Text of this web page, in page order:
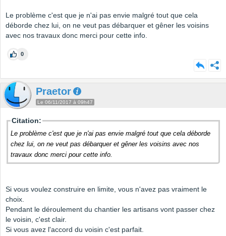
Le problème c'est que je n'ai pas envie malgré tout que cela
déborde chez lui, on ne veut pas débarquer et gêner les voisins
avec nos travaux donc merci pour cette info.
0
Praetor
Le 06/11/2017 à 09h47
Citation:
Le problème c'est que je n'ai pas envie malgré tout que cela déborde
chez lui, on ne veut pas débarquer et gêner les voisins avec nos
travaux donc merci pour cette info.
Si vous voulez construire en limite, vous n'avez pas vraiment le
choix.
Pendant le déroulement du chantier les artisans vont passer chez
le voisin, c'est clair.
Si vous avez l'accord du voisin c'est parfait.